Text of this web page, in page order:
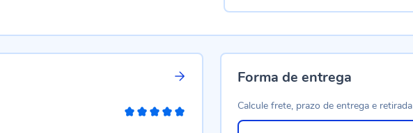
Forma de entrega
Calcule frete, prazo de entrega e retirada